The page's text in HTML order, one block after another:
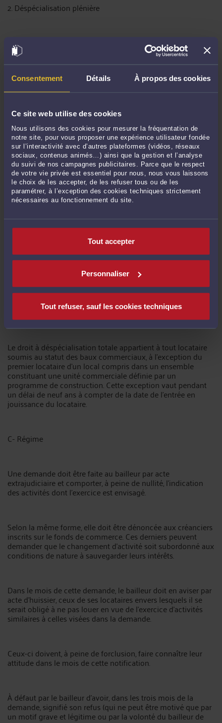
Consentement Détails À propos des cookies
Ce site web utilise des cookies
Nous utilisons des cookies pour mesurer la fréquentation de
notre site, pour vous proposer une expérience utilisateur fondée
sur l’interactivité avec d’autres plateformes (vidéos, réseaux
sociaux, contenus animés…) ainsi que la gestion et l’analyse
du suivi de nos campagnes publicitaires. Parce que le respect
de votre vie privée est essentiel pour nous, nous vous laissons
le choix de les accepter, de les refuser tous ou de les
paramétrer, à l’exception des cookies techniques strictement
nécessaires au fonctionnement du site.
Tout accepter
Personnaliser
Tout refuser, sauf les cookies techniques
2. Déspécialisation plénière
A- Définition
La déspécialisation plénière permet au preneur à bail
commercial, sur sa demande, d’exercer dans les lieux loués
une ou plusieurs activités différentes de celles prévues au
bail (C. com., art. L. 145-48).
Le changement doit être imposé par la conjoncture
économique et les nécessités de l’organisation rationnelle de
la distribution et ces activités doivent notamment être
compatibles avec la destination, les caractères et la situation
de l’immeuble ou de l’ensemble immobilier.
Exemple habituel et facilement compréhensible:
Si votre local se situe dans un quartier ou la restauration
connaît un véritable essor, alors qu'il était avant destiné à la
vente d'objet de décoration, vous ne pourrez demander la
déspécialisaton que si le règlement de copropriété n'interdit
pas l'activité de restauration et si la mise en place d'une
extraction demeure possible.
B- Champ d’application
Le droit à déspécialisation totale appartient à tout locataire
soumis au statut des baux commerciaux, à l’exception du
premier locataire d’un local compris dans un ensemble
constituant une unité commerciale définie par un
programme de construction. Cette exception vaut pendant
un délai de neuf ans à compter de la date de l’entrée en
jouissance du locataire.
C- Régime
Une demande doit être faite au bailleur par acte
extrajudiciaire et comporter, à peine de nullité, l’indication
des activités dont l’exercice est envisagé.
Selon la même forme, elle doit être dénoncée aux créanciers
inscrits sur le fonds de commerce. Ces derniers peuvent
demander que le changement d’activité soit subordonné aux
conditions de nature à sauvegarder leurs intérêts.
Dans le mois de cette demande, le bailleur doit en aviser par
acte d’huissier, ceux de ses locataires envers lesquels il se
serait obligé à ne pas louer en vue de l’exercice d’activités
similaires à celles visées dans la demande.
Ceux-ci doivent, à peine de forclusion, faire connaître leur
attitude dans le mois de cette notification.
À défaut par le bailleur d’avoir, dans les trois mois de la
demande, signifié son refus (qui ne peut être motivé que par
un motif grave et légitime ou par la volonté du bailleur de